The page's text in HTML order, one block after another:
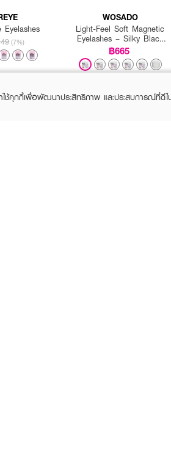
2. ลอกแผ่นสติกเกอร์ออกจ
แล้วค่อยๆ ติดแผ่นสติกเกอร์
เป็นธรรมชาติแล้ว
Eyelashes
(7%)
WOSADO
Light-Feel Soft Magnetic
Eyelashes – Silky Black
2.0 (All-in-One Pack)
฿665
าใช้คุกกี้เพื่อพัฒนาประสิทธิภาพ และประสบการณ์ที่